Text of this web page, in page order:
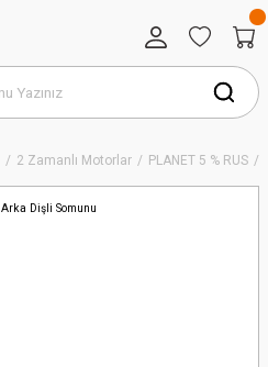
2 Zamanlı Motorlar PLANET 5 % RUS